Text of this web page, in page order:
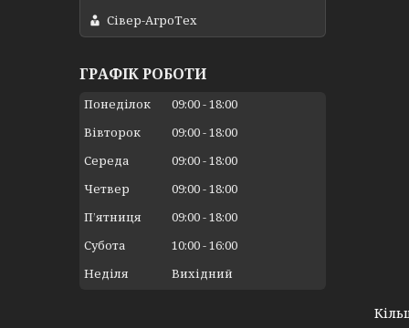
Сівер-АгроТех
ГРАФІК РОБОТИ
Понеділок 09:00 18:00
Вівторок
09:00 18:00
Середа
09:00 18:00
Четвер
09:00 18:00
Пʼятниця
09:00 18:00
Субота
10:00 16:00
Неділя
Вихідний